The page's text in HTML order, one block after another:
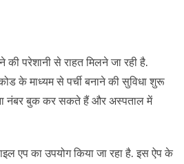
परेशानी से राहत मिलने जा रही है.
के माध्यम से पर्ची बनाने की सुविधा शुरू
नंबर बुक कर सकते हैं और अस्पताल में
एप का उपयोग किया जा रहा है. इस ऐप के